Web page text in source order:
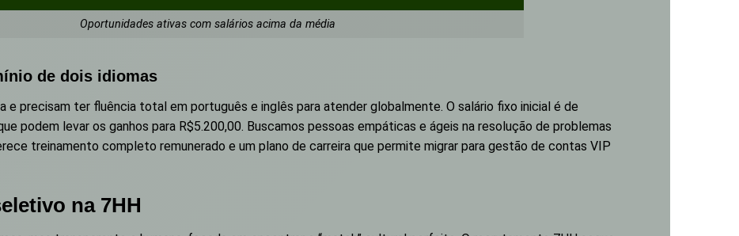
Oportunidades ativas com salários acima da média
de dois idiomas
e precisam ter fluência total em português e inglês para atender globalmente. O salário fixo inicial é de
podem levar os ganhos para R$5.200,00. Buscamos pessoas empáticas e ágeis na resolução de problemas
treinamento completo remunerado e um plano de carreira que permite migrar para gestão de contas VIP
na 7HH